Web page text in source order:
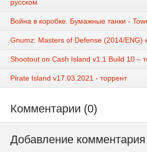
русском
Война в коробке. Бумажные танки -
Gnumz: Masters of Defense (2014/ENG)
Shootout on Cash Island v1.1 Build 10 –
Pirate Island v17.03.2021 - торрент
Комментарии (0)
Добавление комментария